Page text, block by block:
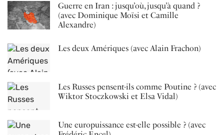
Guerre en Iran : jusqu’où, jusqu’à quand ?
(avec Dominique Moïsi et Camille
Alexandre)
Les deux Amériques (avec Alain Frachon)
Les Russes pensent-ils comme Poutine ? (avec
Wiktor Stoczkowski et Elsa Vidal)
Une europuissance est-elle possible ? (avec